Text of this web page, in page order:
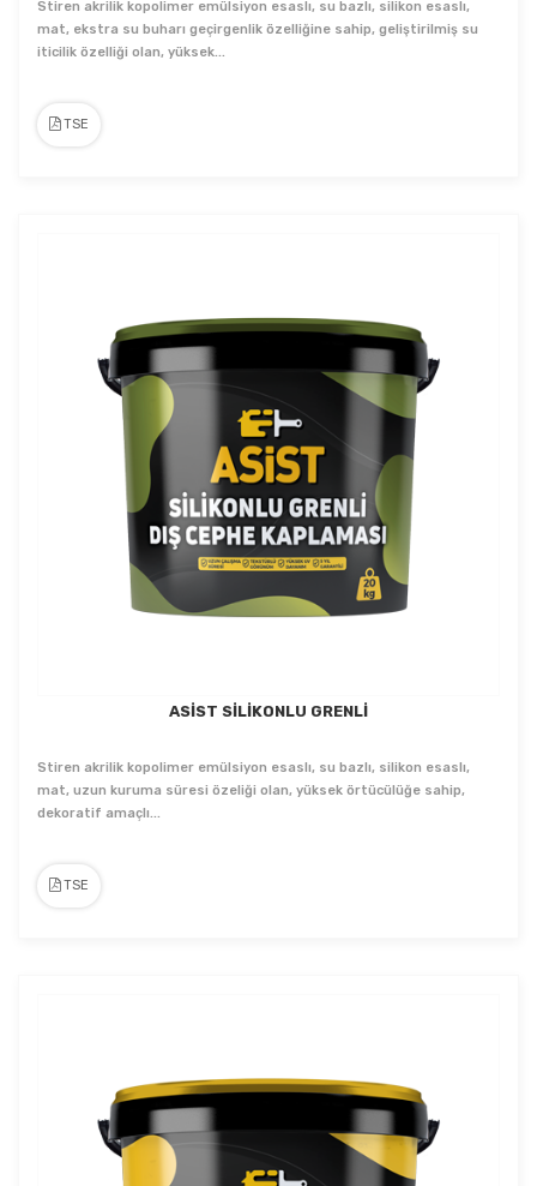
Stiren akrilik kopolimer emülsiyon esaslı, su bazlı, silikon esaslı,
mat, ekstra su buharı geçirgenlik özelliğine sahip, geliştirilmiş su
iticilik özelliği olan, yüksek...
TSE
ASİST SİLİKONLU GRENLİ
Stiren akrilik kopolimer emülsiyon esaslı, su bazlı, silikon esaslı,
mat, uzun kuruma süresi özeliği olan, yüksek örtücülüğe sahip,
dekoratif amaçlı...
TSE